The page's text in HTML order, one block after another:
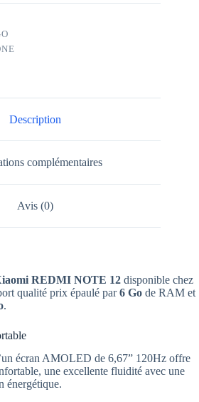
Description
complémentaires
Avis (0)
REDMI NOTE 12 disponible chez
qualité prix épaulé par6 Go de RAM et
.
écran AMOLED de 6,67” 120Hz offre
une excellente fluidité avec une
énergétique.